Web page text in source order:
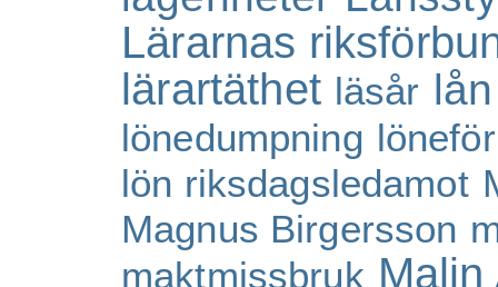
Lärarnas
lärartäthet läsår lån
lönedumpning
lön riksdagsledamot
Magnus Birgersson
maktmissbruk Malin